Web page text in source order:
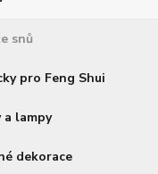
snů
pro Feng Shui
a lampy
dekorace